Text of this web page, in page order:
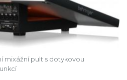
mixážní pult s dotykovou